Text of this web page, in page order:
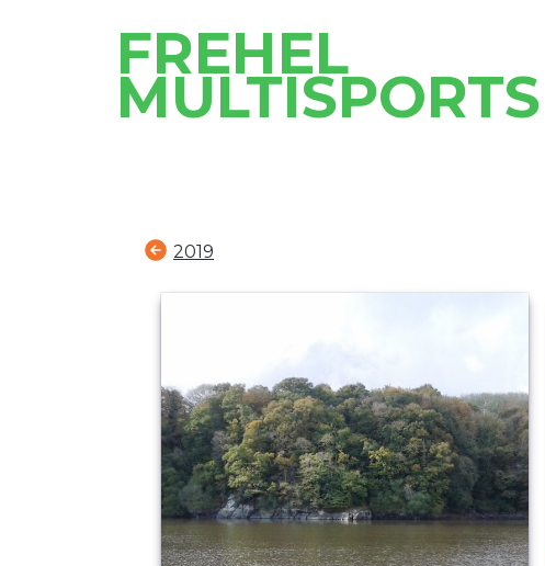
FREHEL
MULTISPORTS
2019